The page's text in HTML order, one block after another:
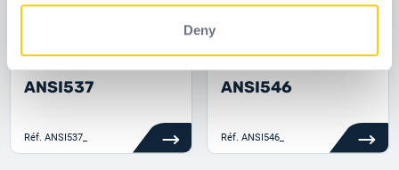
Deny
ANSI537
Réf. ANSI537_
ANSI546
Réf. ANSI546_